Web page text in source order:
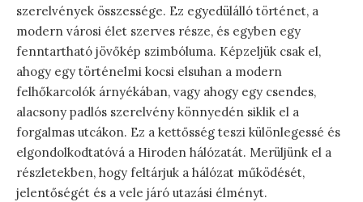
szerelvények összessége. Ez egyedülálló történet, a
modern városi élet szerves része, és egyben egy
fenntartható jövőkép szimbóluma. Képzeljük csak el,
ahogy egy történelmi kocsi elsuhan a modern
felhőkarcolók árnyékában, vagy ahogy egy csendes,
alacsony padlós szerelvény könnyedén siklik el a
forgalmas utcákon. Ez a kettősség teszi különlegessé és
elgondolkodtatóvá a Hiroden hálózatát. Merüljünk el a
részletekben, hogy feltárjuk a hálózat működését,
jelentőségét és a vele járó utazási élményt.